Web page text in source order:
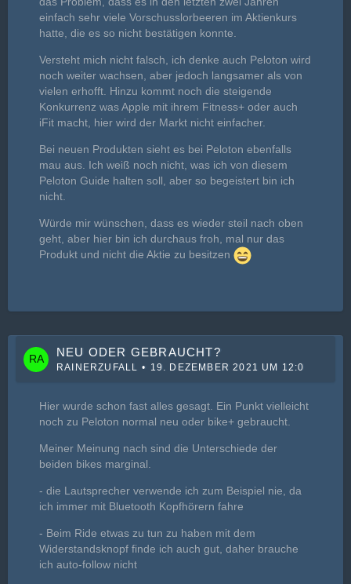
einfach sehr viele Vorschusslorbeeren im Aktienkurs
hatte, die es so nicht bestätigen konnte.
Versteht mich nicht falsch, ich denke auch Peloton wird
noch weiter wachsen, aber jedoch langsamer als von
vielen erhofft. Hinzu kommt noch die steigende
Konkurrenz was Apple mit ihrem Fitness+ oder auch
iFit macht, hier wird der Markt nicht einfacher.
Bei neuen Produkten sieht es bei Peloton ebenfalls
mau aus. Ich weiß noch nicht, was ich von diesem
Peloton Guide halten soll, aber so begeistert bin ich
nicht.
Würde mir wünschen, dass es wieder steil nach oben
geht, aber hier bin ich durchaus froh, mal nur das
Produkt und nicht die Aktie zu besitzen
NEU ODER GEBRAUCHT?
RAINERZUFALL 19. DEZEMBER 2021 UM 12:02
Hier wurde schon fast alles gesagt. Ein Punkt vielleicht
noch zu Peloton normal neu oder bike+ gebraucht.
Meiner Meinung nach sind die Unterschiede der
beiden bikes marginal.
- die Lautsprecher verwende ich zum Beispiel nie, da
ich immer mit Bluetooth Kopfhörern fahre
- Beim Ride etwas zu tun zu haben mit dem
Widerstandsknopf finde ich auch gut, daher brauche
ich auto-follow nicht